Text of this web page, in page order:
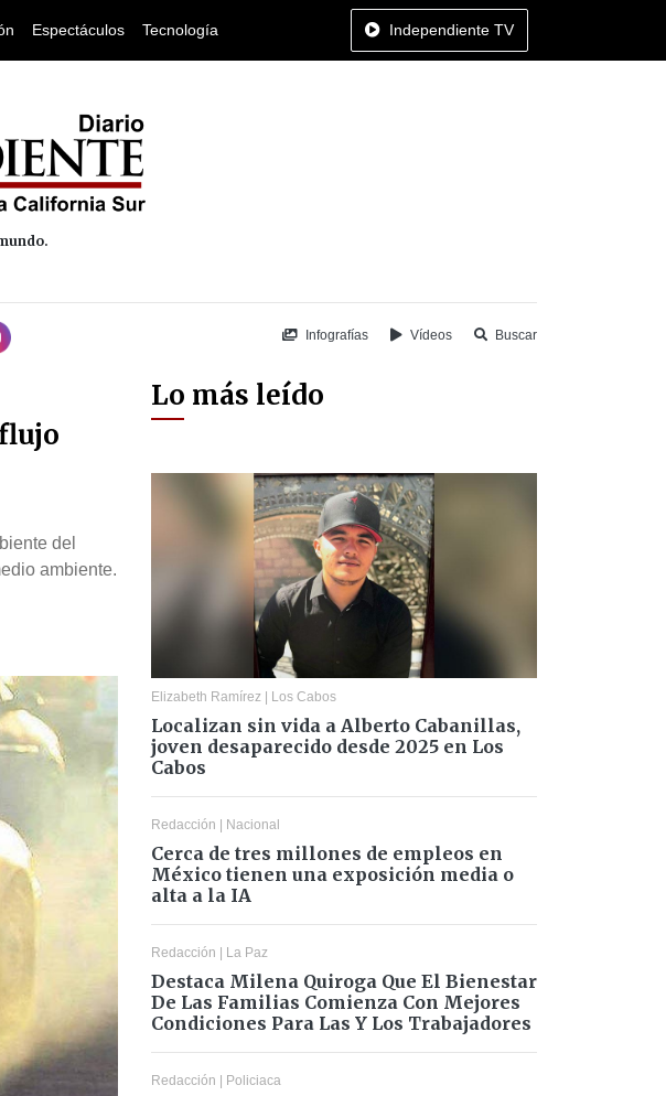
Espectáculos Tecnología Independiente TV
Infografías Vídeos Buscar
del
ambiente.
Lo más leído
Elizabeth Ramírez | Los Cabos
Localizan sin vida a Alberto Cabanillas,
joven desaparecido desde 2025 en Los
Cabos
Redacción | Nacional
Cerca de tres millones de empleos en
México tienen una exposición media o
alta a la IA
Redacción | La Paz
Destaca Milena Quiroga Que El Bienestar
De Las Familias Comienza Con Mejores
Condiciones Para Las Y Los Trabajadores
Redacción | Policiaca